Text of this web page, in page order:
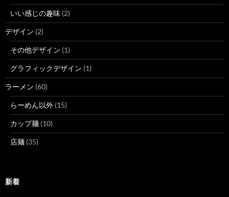
いい感じの趣味 (2)
デザイン (2)
その他デザイン (1)
グラフィックデザイン (1)
ラーメン (60)
らーめん以外 (15)
カップ麺 (10)
店麺 (35)
新着